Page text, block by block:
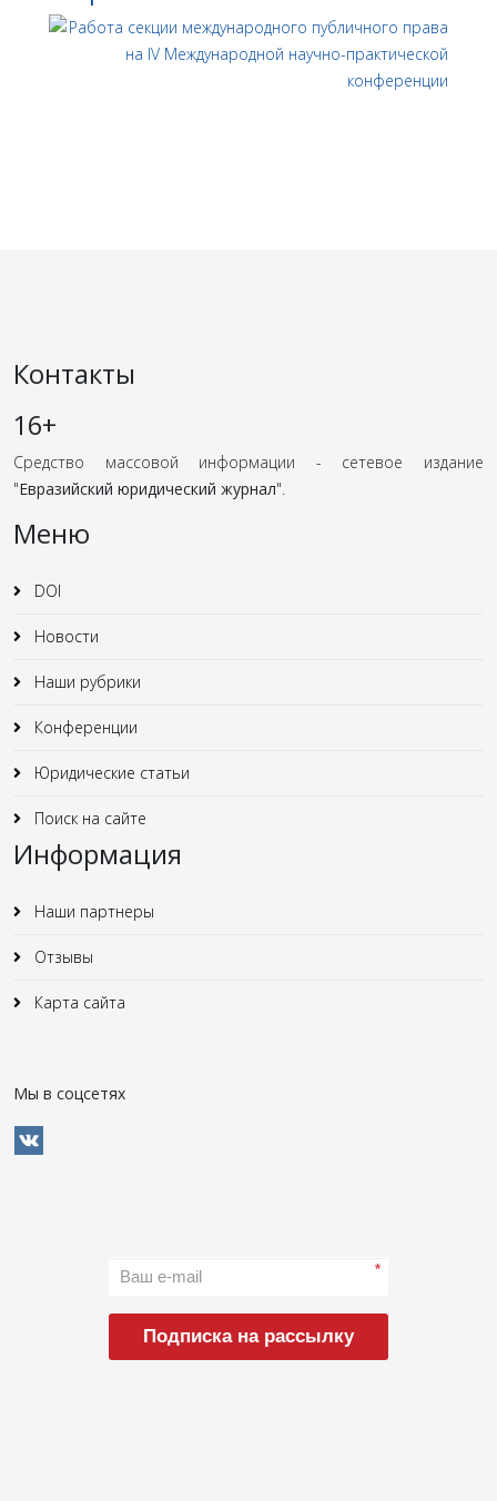
Контакты
16+
Средство массовой информации - сетевое издание
"Евразийский юридический журнал".
Меню
DOI
Новости
Наши рубрики
Конференции
Юридические статьи
Поиск на сайте
Информация
Наши партнеры
Отзывы
Карта сайта
Мы в соцсетях
*
Подписка на рассылку